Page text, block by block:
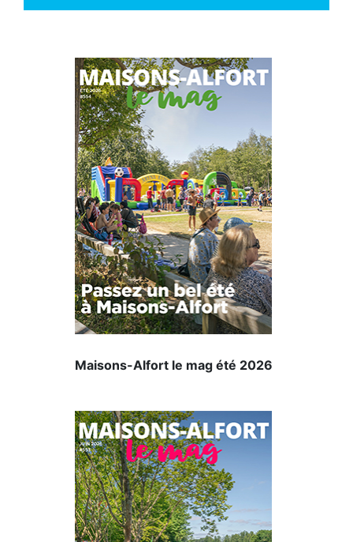
Maisons-Alfort le mag été 2026